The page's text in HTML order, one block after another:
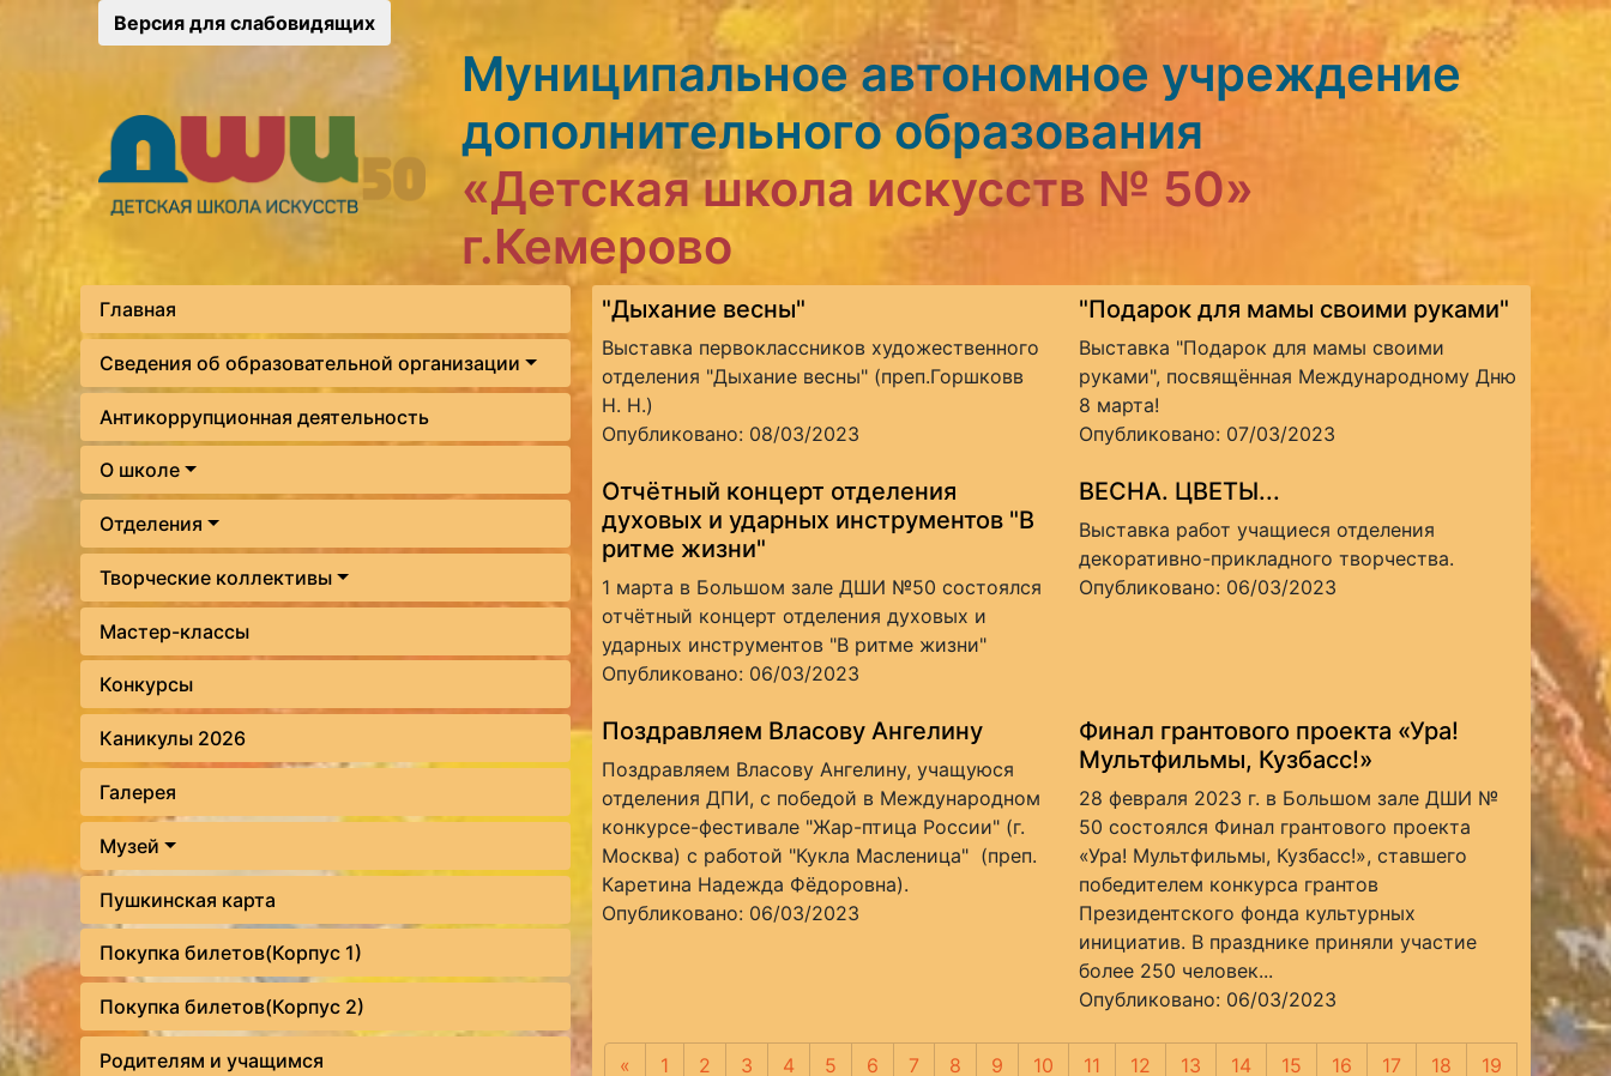
Версия для слабовидящих
Муниципальное автономное учреждение
дополнительного образования
«Детская школа искусств № 50»
г.Кемерово
Главная
Сведения об образовательной организации
Антикоррупционная деятельность
О школе
Отделения
Творческие коллективы
Мастер-классы
Конкурсы
Каникулы 2026
Галерея
Музей
Пушкинская карта
Покупка билетов(Корпус 1)
Покупка билетов(Корпус 2)
Родителям и учащимся
"Дыхание весны"
Выставка первоклассников художественного
отделения "Дыхание весны" (преп.Горшковв
Н. Н.)
Опубликовано: 08/03/2023
"Подарок для мамы своими руками"
Выставка "Подарок для мамы своими
руками", посвящённая Международному Дню
8 марта!
Опубликовано: 07/03/2023
Отчётный концерт отделения
духовых и ударных инструментов "В
ритме жизни"
1 марта в Большом зале ДШИ №50 состоялся
отчётный концерт отделения духовых и
ударных инструментов "В ритме жизни"
Опубликовано: 06/03/2023
ВЕСНА. ЦВЕТЫ...
Выставка работ учащиеся отделения
декоративно-прикладного творчества.
Опубликовано: 06/03/2023
Поздравляем Власову Ангелину
Поздравляем Власову Ангелину, учащуюся
отделения ДПИ, с победой в Международном
конкурсе-фестивале "Жар-птица России" (г.
Москва) с работой "Кукла Масленица" (преп.
Каретина Надежда Фёдоровна).
Опубликовано: 06/03/2023
Финал грантового проекта «Ура!
Мультфильмы, Кузбасс!»
28 февраля 2023 г. в Большом зале ДШИ №
50 состоялся Финал грантового проекта
«Ура! Мультфильмы, Кузбасс!», ставшего
победителем конкурса грантов
Президентского фонда культурных
инициатив. В празднике приняли участие
более 250 человек...
Опубликовано: 06/03/2023
« Предыдущая
1 2 3 4 5 6 7 8 9 10 11 12 13 14 15 16 17 18
19